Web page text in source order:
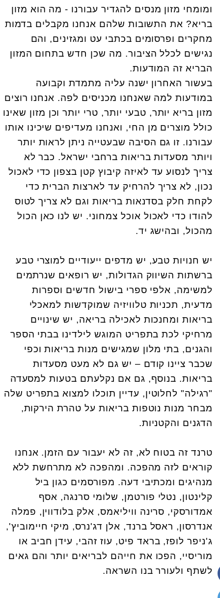
ומומחי מזון מנסים להגדיר עבורנו - מה הוא מזון
בריא? את התשובות שלהם אנחנו מקבלים בדמות
מחקרים ופרסומים בכתבי עט ומגזינים, והם
נגישים לכלל הציבור. מה שכן חדש בתחום המזון
הבריא זה המודעות.
בעשור האחרון ישנה עליה מתמדת וקבועה
במודעות למה שאנחנו מכניסים לפה. אנחנו רוצים
מזון בריא יותר, טבעי יותר, טרי יותר וכן מזון שאינו
כולל מוצרים מן החי, ואנחנו מעדיפים שיכינו אותו
עבורנו. זו גם הסיבה שבעטייה ניתן לראות יותר
ויותר מסעדות בריאות ברחבי ישראל. כבר לא
צריך לנסוע עד לאיזה קיבוץ קטן בצפון כדי לאכול
נכון, לא צריך להרחיק עד לארצות הברית כדי
לקחת חלק בסדנאות בריאות וגם לא צריך לטוס
להודו כדי לאכול אוכל צמחוני. יש לנו כאן הכול
מהכול, ובהישג יד.
יש חנויות טבע, יש מדפים ייעודיים למוצרי טבע
ברשתות השיווק הגדולות, יש רופאים שנרתמים
למשימה, אלפי ספרי בישול חדשים וספרות
מדעית, תכניות טלוויזיה שמוקדשות למאכלי
בריאות ומחנכות לאכילה בריאה, יש שינויים
מרחיקי לכת בתפריט המוגש לילדינו בבתי הספר
והגנים, בתי מלון שמגישים מנות בריאות וכפי
שכבר ציינו קודם – יש גם לא מעט מסעדות
בריאות. בנוסף, גם אם נקלעתם בטעות למסעדה
"רגילה" לחלוטין, עדיין תוכלו למצוא בתפריט שלה
מבחר מנות נוטפות בריאות על טהרת הירקות,
הדגנים והקטניות.
טרנד זה בטוח לא, זה לא יעבור עם הזמן. אנחנו
קוראים לזה מהפכה. ומהפכה לא מתרחשת ללא
מנהיגים ומכתיבי דעה. מפורסמים כגון ביל
קלינטון, נטלי פורטמן, שלומי סרנגה, אסף
אמדורסקי, סרינה וויליאמס, אלק בלודווין, פמלה
אנדרסון, ראסל ברנד, אלן דג'נרס, מיקי חיימוביץ',
ג'ניפר לופז, בראד פיט, עוז זהבי, עידן חביב או
מוריסיי, הפכו את חייהם לבריאים יותר והם גאים
לשתף ולעורר בנו השראה.